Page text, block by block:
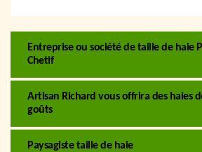
Entreprise ou société de taille de haie
Chetif
Artisan Richard vous offrira des haies
goûts
Paysagiste taille de haie